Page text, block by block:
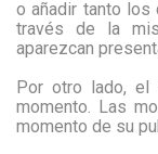
o añadir tanto
través de la
aparezcan
Por otro lado, el
momento. Las
momento de su